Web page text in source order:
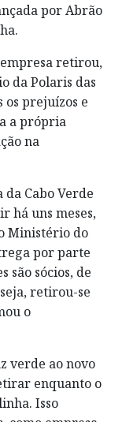
por Abrão
retirou,
da Polaris das
os prejuízos e
a própria
na
da Cabo Verde
há uns meses,
Ministério do
por parte
são sócios, de
retirou-se
o
verde ao novo
enquanto o
Isso